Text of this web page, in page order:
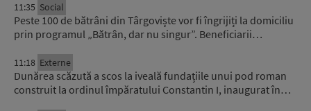
11:35 Social
Peste 100 de bătrâni din Târgoviște vor fi îngrijiți la domiciliu
prin programul „Bătrân, dar nu singur”. Beneficiarii…
11:18 Externe
Dunărea scăzută a scos la iveală fundațiile unui pod roman
construit la ordinul împăratului Constantin I, inaugurat în…